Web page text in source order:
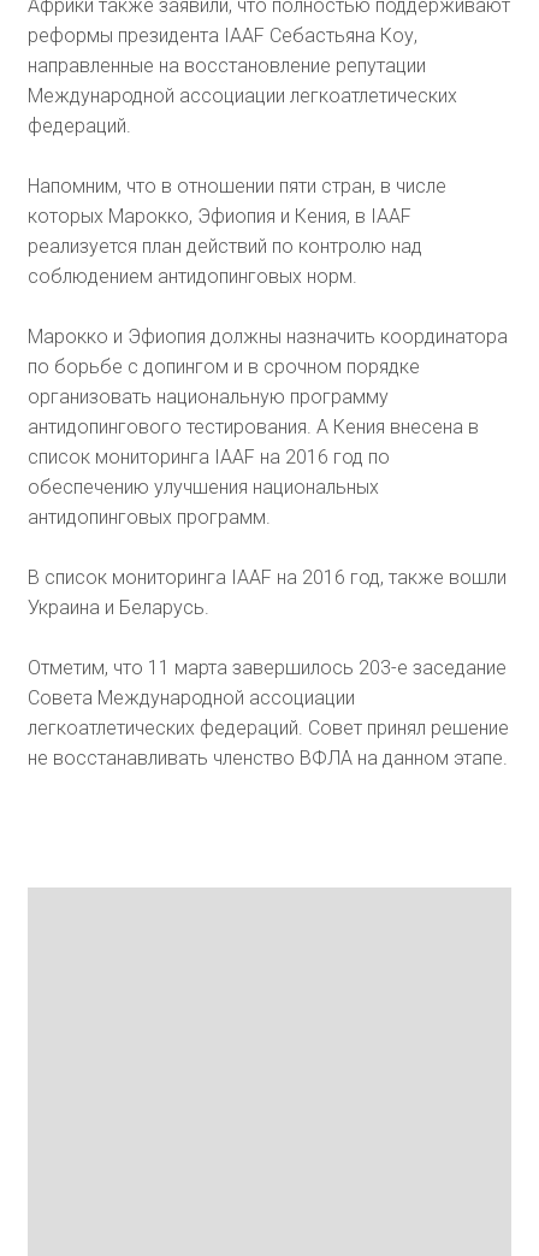
Африки также заявили, что полностью поддерживают
реформы президента IAAF Себастьяна Коу,
направленные на восстановление репутации
Международной ассоциации легкоатлетических
федераций.
Напомним, что в отношении пяти стран, в числе
которых Марокко, Эфиопия и Кения, в IAAF
реализуется план действий по контролю над
соблюдением антидопинговых норм.
Марокко и Эфиопия должны назначить координатора
по борьбе с допингом и в срочном порядке
организовать национальную программу
антидопингового тестирования. А Кения внесена в
список мониторинга IAAF на 2016 год по
обеспечению улучшения национальных
антидопинговых программ.
В список мониторинга IAAF на 2016 год, также вошли
Украина и Беларусь.
Отметим, что 11 марта завершилось 203-е заседание
Совета Международной ассоциации
легкоатлетических федераций. Совет принял решение
не восстанавливать членство ВФЛА на данном этапе.